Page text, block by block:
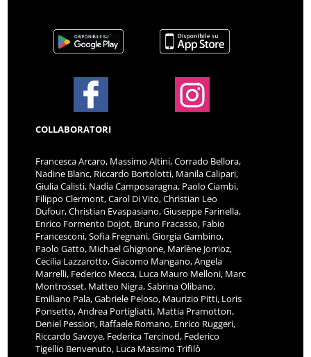
COLLABORATORI
Francesca Arcaro, Massimo Altini, Corrado Bellora,
Nadine Blanc, Riccardo Bortolotti, Manila Calipari,
Giulia Calisti, Nadia Camposaragna, Paolo Ciambi,
Filippo Clermont, Carol Di Vito, Christian Leo
Dufour, Christian Evaspasiano, Giuseppe Farinella,
Enrico Formento Dojot, Bruno Fracasso, Fabio
Francesconi, Sofia Fregnani, Giorgia Gambino,
Paolo Gatto, Michael Ghignone, Marlène Jorrioz,
Cecilia Lazzarotto, Giacomo Mangano, Angela
Marrelli, Federico Mecca, Luca Mauro Melloni, Marc
Montrosset, Matteo Nigra, Sabrina Olibano,
Emiliano Pala, Gabriele Peloso, Maurizio Pitti, Loris
Ponsetto, Andrea Portigliatti, Mattia Pramotton,
Deniel Pession, Raffaele Romano, Enrico Ruggeri,
Riccardo Savoye, Federica Tercinod, Federico
Tigellio Benvenuto, Luca Massimo Trifilò